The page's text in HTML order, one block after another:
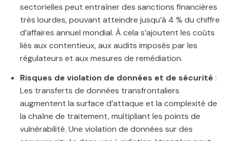
sectorielles peut entraîner des sanctions financières
très lourdes, pouvant atteindre jusqu’à 4 % du chiffre
d’affaires annuel mondial. À cela s’ajoutent les coûts
liés aux contentieux, aux audits imposés par les
régulateurs et aux mesures de remédiation.
Risques de violation de données et de sécurité :
Les transferts de données transfrontaliers
augmentent la surface d’attaque et la complexité de
la chaîne de traitement, multipliant les points de
vulnérabilité. Une violation de données sur des